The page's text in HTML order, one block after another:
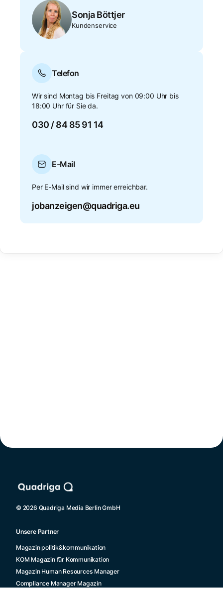
Sonja Böttjer
Kundenservice
Telefon
Wir sind Montag bis Freitag von 09:00 Uhr bis
18:00 Uhr für Sie da.
030 / 84 85 91 14
E-Mail
Per E-Mail sind wir immer erreichbar.
jobanzeigen@quadriga.eu
© 2026 Quadriga Media Berlin GmbH
Unsere Partner
Magazin politik&kommunikation
KOM Magazin für Kommunikation
Magazin Human Resources Manager
Compliance Manager Magazin